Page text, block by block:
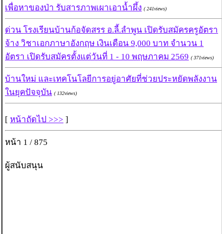
เพื่อหาของป่า รับสารภาพเผาเอาน้ำผึ้ง ( 241views)
ด่วน โรงเรียนบ้านก้อจัดสรร อ.ลี้.ลำพูน เปิดรับสมัครครูอัตรา
จ้าง วิชาเอกภาษาอังกฤษ เงินเดือน 9,000 บาท จำนวน 1
อัตรา เปิดรับสมัครตั้งแต่วันที่ 1 - 10 พฤษภาคม 2569 ( 371views)
บ้านใหม่ และเทคโนโลยีการอยู่อาศัยที่ช่วยประหยัดพลังงาน
ในยุคปัจจุบัน ( 132views)
[ หน้าถัดไป >>> ]
หน้า 1 / 875
ผู้สนับสนุน